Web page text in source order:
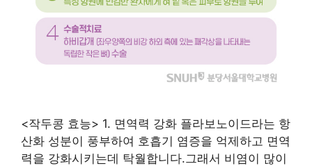
<작두콩 효능> 1. 면역력 강화 플라보노이드라는 항
산화 성분이 풍부하여 호흡기 염증을 억제하고 면역
력을 강화시키는데 탁월합니다.그래서 비염이 많이